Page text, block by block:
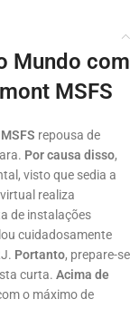
Mundo com
MSFS
repousa de
. Por causa disso,
visto que sedia a
realiza
de instalações
cuidadosamente
. Portanto, prepare-se
curta. Acima de
o máximo de